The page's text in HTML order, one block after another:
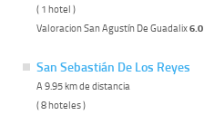
( 1 hotel )
Valoracion San Agustín De Guadalix6.0
San Sebastián De Los Reyes
A 9.95 km de distancia
( 8 hoteles )